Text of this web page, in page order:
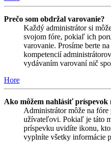
Prečo som obdržal varovanie?
Každý administrátor si
svojom fóre, pokiaľ ich
varovanie. Prosíme berte
kompetencií
vydávaním varovaní nič
Hore
Ako môžem nahlásiť príspevok
Administrátor môže na
užívateľovi. Pokiaľ je táto
príspevku uvidíte ikonu,
vyplníte všetky informácie